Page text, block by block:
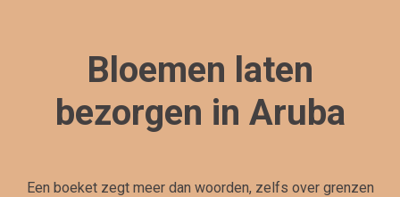
Bloemen laten
bezorgen in Aruba
Een boeket zegt meer dan woorden, zelfs over grenzen